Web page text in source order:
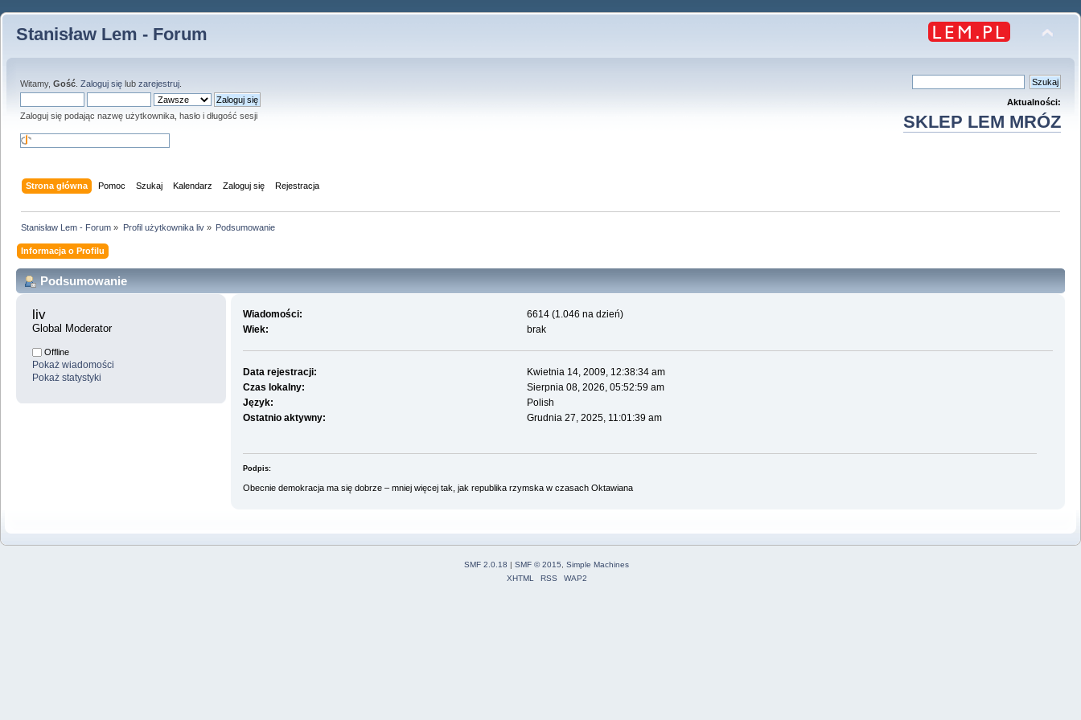
Stanisław Lem - Forum
Witamy, Gość Zaloguj się lub zarejestruj
Zaloguj się podając nazwę użytkownika, hasło i długość sesji
Aktualności:
SKLEP LEM MRÓZ
Strona główna Pomoc Szukaj Kalendarz Zaloguj się Rejestracja
Stanisław Lem - Forum » Profil użytkownika liv» Podsumowanie
Informacja o Profilu
Podsumowanie
liv
Global Moderator
Offline
Pokaż wiadomości
Pokaż statystyki
Wiadomości:
6614 (1.046 na dzień)
Wiek:
brak
Data rejestracji:
Kwietnia 14, 2009, 12:38:34 am
Czas lokalny:
Sierpnia 08, 2026, 05:52:59 am
Język:
Polish
Ostatnio aktywny:
Grudnia 27, 2025, 11:01:39 am
Podpis:
Obecnie demokracja ma się dobrze – mniej więcej tak, jak republika rzymska w czasach Oktawiana
SMF 2.0.18 | SMF © 2015
Simple Machines
XHTML
RSS WAP2